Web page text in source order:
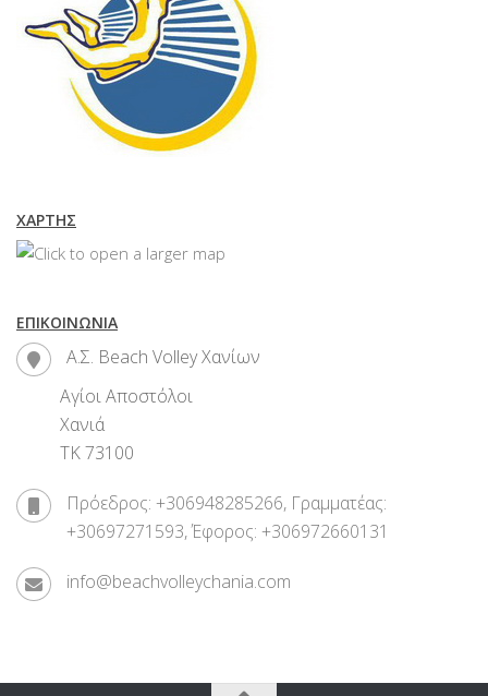
ΧΆΡΤΗΣ
ΕΠΙΚΟΙΝΩΝΊΑ
Α.Σ. Beach Volley Χανίων
Αγίοι Αποστόλοι
Χανιά
ΤΚ 73100
Πρόεδρος: +306948285266, Γραμματέας:
+30697271593, Έφορος: +306972660131
info@beachvolleychania.com